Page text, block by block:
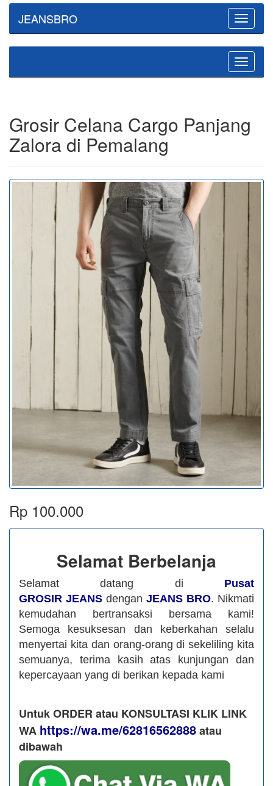
Toggle
JEANSBRO
Toggle
Grosir Celana Cargo Panjang
Zalora di Pemalang
Rp 100.000
Selamat Berbelanja
Selamat datang di Pusat
GROSIR JEANS dengan JEANS BRO. Nikmati
kemudahan bertransaksi bersama kami!
Semoga kesuksesan dan keberkahan selalu
menyertai kita dan orang-orang di sekeliling kita
semuanya, terima kasih atas kunjungan dan
kepercayaan yang di berikan kepada kami
Untuk ORDER atau KONSULTASI KLIK LINK
WA https://wa.me/62816562888​ atau
dibawah